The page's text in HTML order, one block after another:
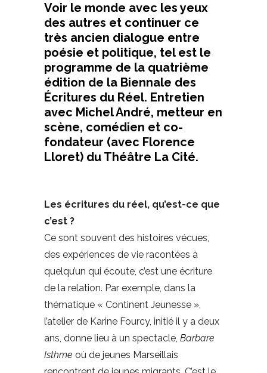
Voir le monde avec les yeux
des autres et continuer ce
très ancien dialogue entre
poésie et politique, tel est le
programme de la quatrième
édition de la Biennale des
Écritures du Réel. Entretien
avec Michel André, metteur en
scène, comédien et co-
fondateur (avec Florence
Lloret) du Théâtre La Cité.
Les écritures du réel, qu’est-ce que
c’est ?
Ce sont souvent des histoires vécues,
des expériences de vie racontées à
quelqu’un qui écoute, c’est une écriture
de la relation. Par exemple, dans la
thématique « Continent Jeunesse »,
l’atelier de Karine Fourcy, initié il y a deux
ans, donne lieu à un spectacle, Barbare
Isthme où de jeunes Marseillais